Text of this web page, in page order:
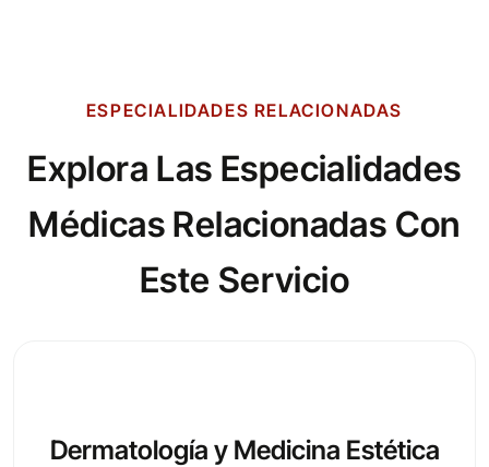
ESPECIALIDADES RELACIONADAS
Explora Las Especialidades
Médicas Relacionadas Con
Este Servicio
Dermatología y Medicina Estética